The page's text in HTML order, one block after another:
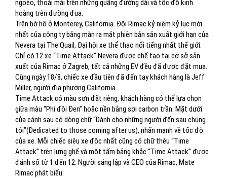
ngoèo, thoải mái trên những quãng đường dài và tốc độ kinh
hoàng trên đường đua.
Trên bờ hô ở Monterey, California. Đội Rimac kỷ niệm kỷ lục mới
nhất của công ty bằng màn ra mắt phiên bản sản xuất giới hạn của
Nevera tại The Quail, Đại hội xe thể thao nổi tiếng nhất thế giới.
Chỉ có 12 xe “Time Attack” Nevera được chế tạo tại cơ sở sản
xuất của Rimac ở Zagreb, tất cả những EV đều đã được đặt mua.
Cùng ngày 18/8, chiếc xe đầu tiên đã đến tay khách hàng là Jeff
Miller, người địa phương California.
Time Attack có màu sơn đặt riêng, khách hàng có thể lựa chọn
giữa màu “Phi đội Đen” hoặc nền bằng sợi carbon trần. Mặt dưới
của cánh sau có dòng chữ “Dành cho những người đến sau chúng
tôi”(Dedicated to those coming after us), nhấn mạnh về tốc độ
của xe. Mỗi chiếc siêu xe độc ​​nhất cũng có chữ thêu “Time
Attack” trên lưng ghế và một tấm bảng khắc “Time Attack” được
đánh số từ 1 đến 12. Người sáng lập và CEO của Rimac, Mate
Rimac phát biểu: